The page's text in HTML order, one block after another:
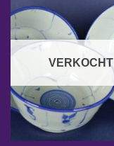
VERKOCHT